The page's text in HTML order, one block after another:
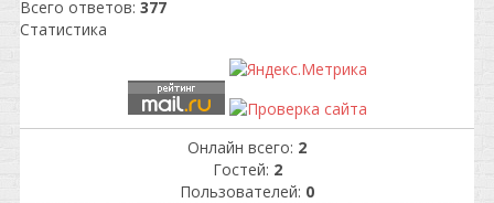
Всего ответов: 377
Статистика
Онлайн всего: 2
Гостей: 2
Пользователей: 0